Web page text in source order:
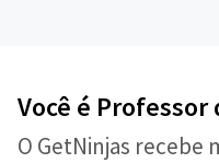
Você é Professor
O GetNinjas recebe